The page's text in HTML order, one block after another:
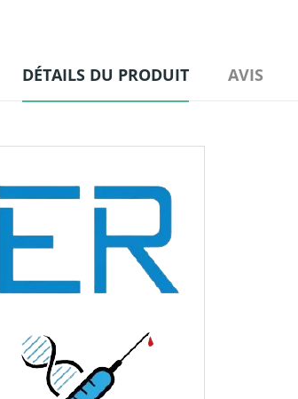
DÉTAILS DU PRODUIT AVIS